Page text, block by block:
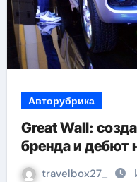
Авторубрика
Great Wall:
бренда и дебют
travelbox27_